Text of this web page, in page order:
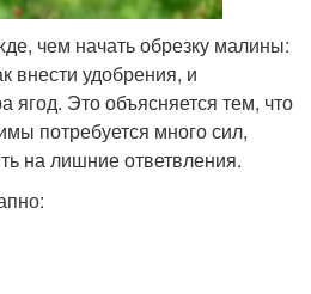
чем начать обрезку малины:
внести удобрения, и
ягод. Это объясняется тем, что
потребуется много сил,
на лишние ответвления.